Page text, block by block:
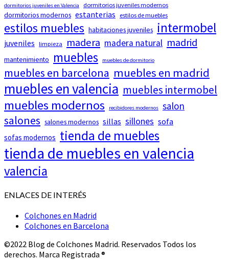
dormitorios juveniles en Valencia dormitorios juveniles modernos
dormitorios modernos estanterias estilos de muebles
estilos muebles habitaciones juveniles intermobel
juveniles limpieza madera madera natural madrid
mantenimiento muebles muebles de dormitorio
muebles en barcelona muebles en madrid
muebles en valencia muebles intermobel
muebles modernos recibidores modernos salon
salones salones modernos sillas sillones sofa
sofas modernos tienda de muebles
tienda de muebles en valencia
valencia
ENLACES DE INTERÉS
Colchones en Madrid
Colchones en Barcelona
©2022 Blog de Colchones Madrid. Reservados Todos los
derechos. Marca Registrada ®